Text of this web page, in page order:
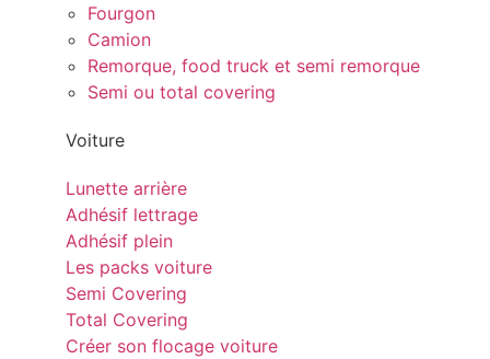
Fourgon
Camion
Remorque, food truck et semi remorque
Semi ou total covering
Voiture
Lunette arrière
Adhésif lettrage
Adhésif plein
Les packs voiture
Semi Covering
Total Covering
Créer son flocage voiture